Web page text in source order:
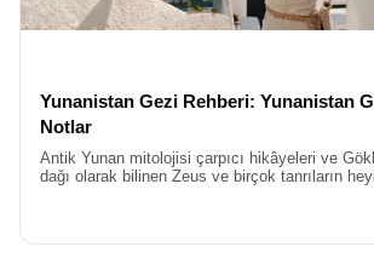
Yunanistan Gezi Rehberi: Yunanistan
Notlar
Antik Yunan mitolojisi çarpıcı hikâyeleri ve
dağı olarak bilinen Zeus ve birçok tanrıların